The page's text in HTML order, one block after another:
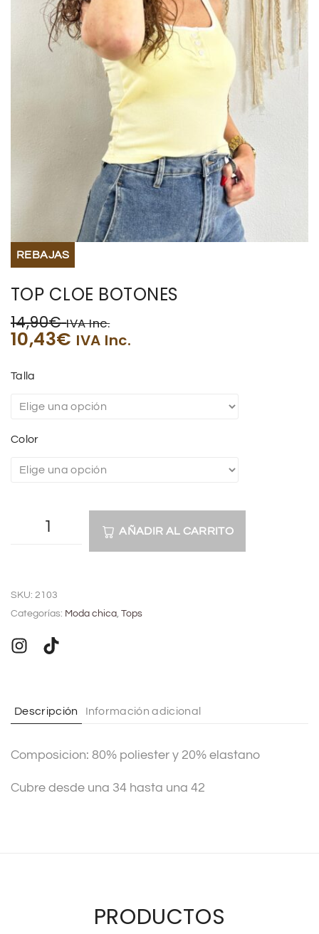
BOLSOS Y MONEDEROS
CALZADO
COMPLEMENTOS
TECNOLOGIA
HOGAR
TARJETAS REGALO
REBAJAS
TOP CLOE BOTONES
14,90€ IVA Inc.
10,43€ IVA Inc.
Talla
Color
AÑADIR AL CARRITO
t
r
i
e
:
SKU: 2103
Categorías: Moda chica, Tops
Descripción Información adicional
Composicion: 80% poliester y 20% elastano
Cubre desde una 34 hasta una 42
PRODUCTOS